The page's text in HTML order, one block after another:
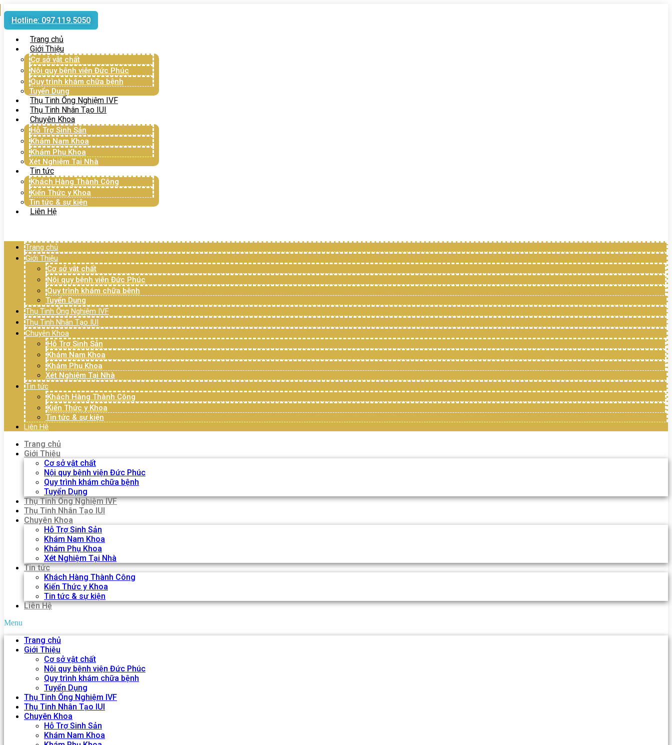
Hotline: 097.119.5050
Trang chủ
Giới Thiệu
Cơ sở vật chất
Nội quy bệnh viện Đức Phúc
Quy trình khám chữa bệnh
Tuyển Dụng
Thụ Tinh Ống Nghiệm IVF
Thụ Tinh Nhân Tạo IUI
Chuyên Khoa
Hỗ Trợ Sinh Sản
Khám Nam Khoa
Khám Phụ Khoa
Xét Nghiệm Tại Nhà
Tin tức
Khách Hàng Thành Công
Kiến Thức y Khoa
Tin tức & sự kiện
Liên Hệ
Trang chủ
Giới Thiệu
Cơ sở vật chất
Nội quy bệnh viện Đức Phúc
Quy trình khám chữa bệnh
Tuyển Dụng
Thụ Tinh Ống Nghiệm IVF
Thụ Tinh Nhân Tạo IUI
Chuyên Khoa
Hỗ Trợ Sinh Sản
Khám Nam Khoa
Khám Phụ Khoa
Xét Nghiệm Tại Nhà
Tin tức
Khách Hàng Thành Công
Kiến Thức y Khoa
Tin tức & sự kiện
Liên Hệ
Trang chủ
Giới Thiệu
Cơ sở vật chất
Nội quy bệnh viện Đức Phúc
Quy trình khám chữa bệnh
Tuyển Dụng
Thụ Tinh Ống Nghiệm IVF
Thụ Tinh Nhân Tạo IUI
Chuyên Khoa
Hỗ Trợ Sinh Sản
Khám Nam Khoa
Khám Phụ Khoa
Xét Nghiệm Tại Nhà
Tin tức
Khách Hàng Thành Công
Kiến Thức y Khoa
Tin tức & sự kiện
Liên Hệ
Menu
Trang chủ
Giới Thiệu
Cơ sở vật chất
Nội quy bệnh viện Đức Phúc
Quy trình khám chữa bệnh
Tuyển Dụng
Thụ Tinh Ống Nghiệm IVF
Thụ Tinh Nhân Tạo IUI
Chuyên Khoa
Hỗ Trợ Sinh Sản
Khám Nam Khoa